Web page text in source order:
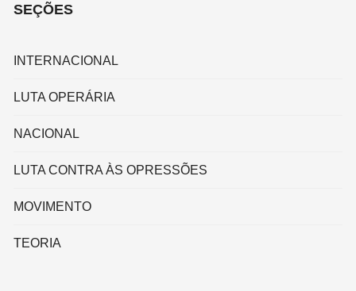
SEÇÕES
INTERNACIONAL
LUTA OPERÁRIA
NACIONAL
LUTA CONTRA ÀS OPRESSÕES
MOVIMENTO
TEORIA